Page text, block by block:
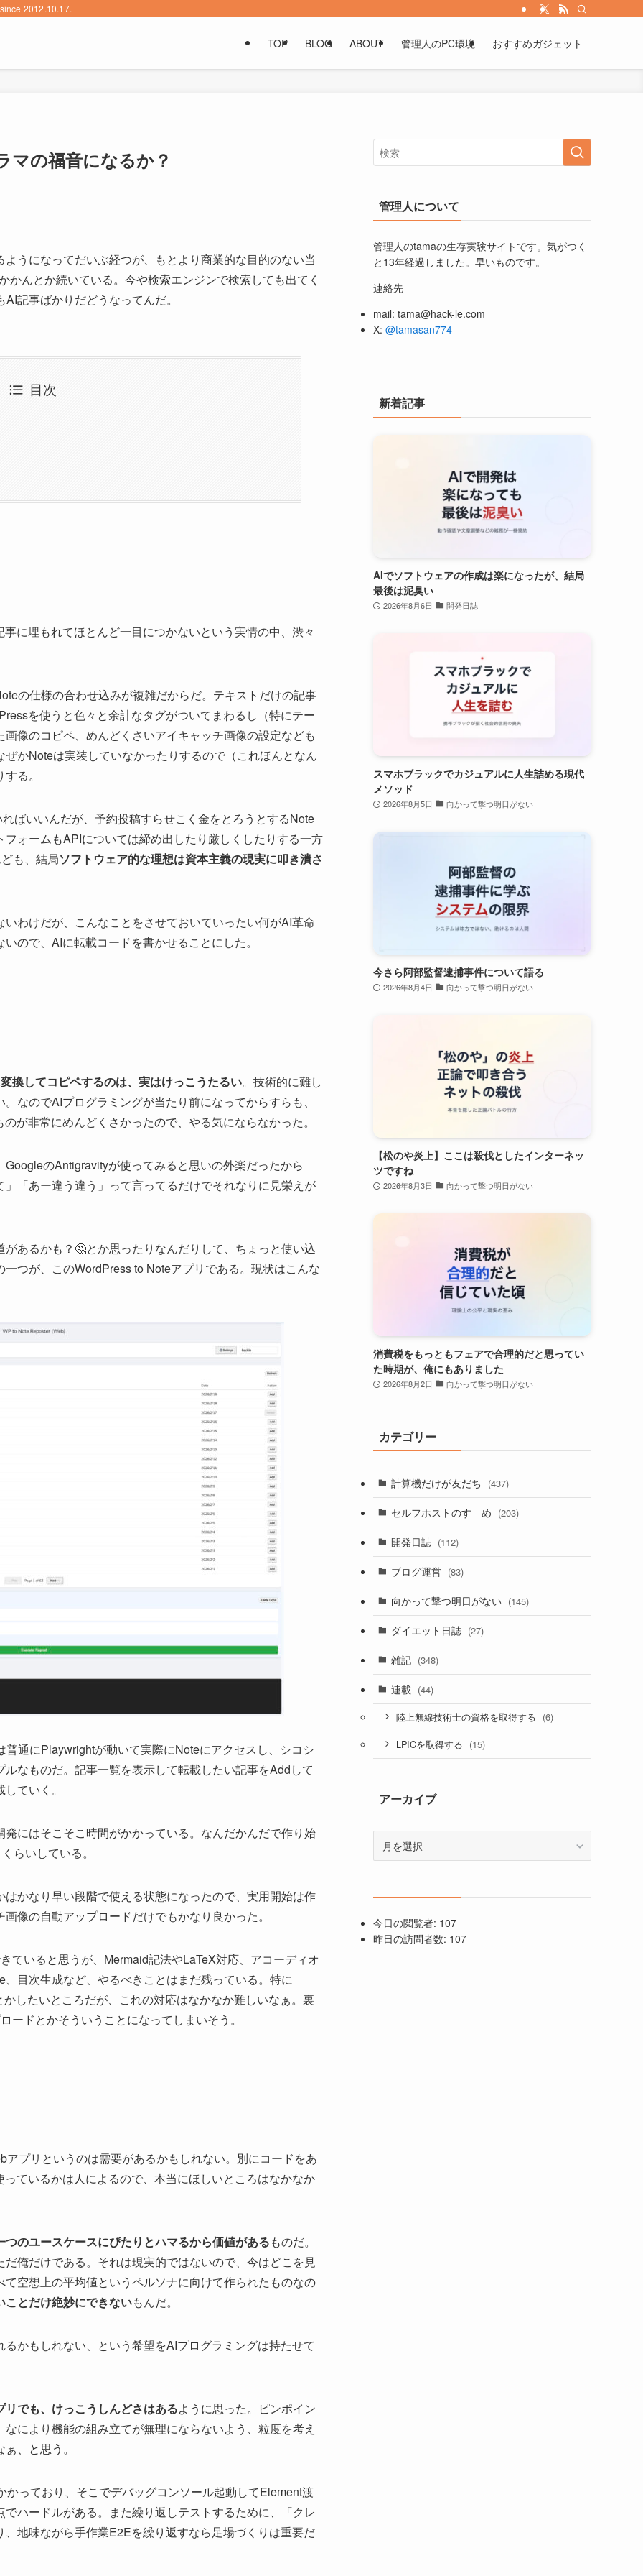
2012.10.17.
TOP BLOG ABOUT 管理人のPC環境 おすすめガジェット
マの福音になるか？
うになってだいぶ経つが、もとより商業的な目的のない当
んとか続いている。今や検索エンジンで検索しても出てく
記事ばかりだどうなってんだ。
目次
に埋もれてほとんど一目につかないという実情の中、渋々
の仕様の合わせ込みが複雑だからだ。テキストだけの記事
を使うと色々と余計なタグがついてまわるし（特にテー
像のコピペ、めんどくさいアイキャッチ画像の設定なども
かNoteは実装していなかったりするので（これほんとなん
る。
ばいいんだが、予約投稿すらせこく金をとろうとするNote
ォームもAPIについては締め出したり厳しくしたりする一方
も、結局ソフトウェア的な理想は資本主義の現実に叩き潰さ
わけだが、こんなことをさせておいていったい何がAI革命
ので、AIに転載コードを書かせることにした。
換してコピペするのは、実はけっこうたるい。技術的に難し
なのでAIプログラミングが当たり前になってからすらも、
が非常にめんどくさかったので、やる気にならなかった。
のAntigravityが使ってみると思いの外楽だったから
「あー違う違う」って言ってるだけでそれなりに見栄えが
あるかも？🤔とか思ったりなんだりして、ちょっと使い込
つが、このWordPress to Noteアプリである。現状はこんな
通にPlaywrightが動いて実際にNoteにアクセスし、シコシ
なものだ。記事一覧を表示して転載したい記事をAddして
ていく。
にはそこそこ時間がかかっている。なんだかんだで作り始
らいしている。
かなり早い段階で使える状態になったので、実用開始は作
像の自動アップロードだけでもかなり良かった。
ていると思うが、Mermaid記法やLaTeX対応、アコーディオ
目次生成など、やるべきことはまだ残っている。特に
したいところだが、これの対応はなかなか難しいなぁ。裏
ドとかそういうことになってしまいそう。
プリというのは需要があるかもしれない。別にコードをあ
ているかは人によるので、本当にほしいところはなかなか
のユースケースにぴたりとハマるから価値があるものだ。
俺だけである。それは現実的ではないので、今はどこを見
空想上の平均値というペルソナに向けて作られたものなの
ことだけ絶妙にできないもんだ。
かもしれない、という希望をAIプログラミングは持たせて
でも、けっこうしんどさはあるように思った。ピンポイン
により機能の組み立てが無理にならないよう、粒度を考え
、と思う。
っており、そこでデバッグコンソール起動してElement渡
ハードルがある。また繰り返しテストするために、「クレ
地味ながら手作業E2Eを繰り返すなら足場づくりは重要だ
管理人について
管理人のtamaの生存実験サイトです。気がつく
と13年経過しました。早いものです。
連絡先
mail: tama@hack-le.com
X: @tamasan774
新着記事
AIでソフトウェアの作成は楽になったが、結局
最後は泥臭い
2026年8月6日 開発日誌
スマホブラックでカジュアルに人生詰める現代
メソッド
2026年8月5日 向かって撃つ明日がない
今さら阿部監督逮捕事件について語る
2026年8月4日 向かって撃つ明日がない
【松のや炎上】ここは殺伐としたインターネッ
ツですね
2026年8月3日 向かって撃つ明日がない
消費税をもっともフェアで合理的だと思ってい
た時期が、俺にもありました
2026年8月2日 向かって撃つ明日がない
カテゴリー
計算機だけが友だち (437)
セルフホストのすゝめ (203)
開発日誌 (112)
ブログ運営 (83)
向かって撃つ明日がない (145)
ダイエット日誌 (27)
雑記 (348)
連載 (44)
陸上無線技術士の資格を取得する (6)
LPICを取得する (15)
アーカイブ
ブ
今日の閲覧者: 107
昨日の訪問者数: 107